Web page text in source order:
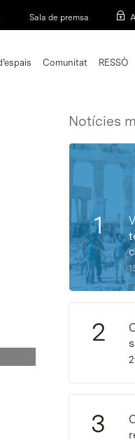
Sala de premsa
Comunitat RESSÒ
Notícies